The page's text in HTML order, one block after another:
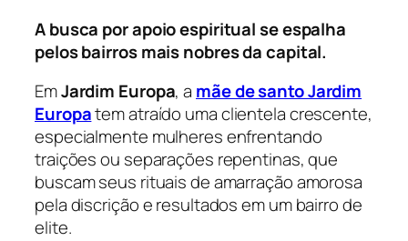
A busca por apoio espiritual se espalha
pelos bairros mais nobres da capital.
EmJardim Europa, a mãe de santo Jardim
Europatem atraído uma clientela crescente,
especialmente mulheres enfrentando
traições ou separações repentinas, que
buscam seus rituais de amarração amorosa
pela discrição e resultados em um bairro de
elite.